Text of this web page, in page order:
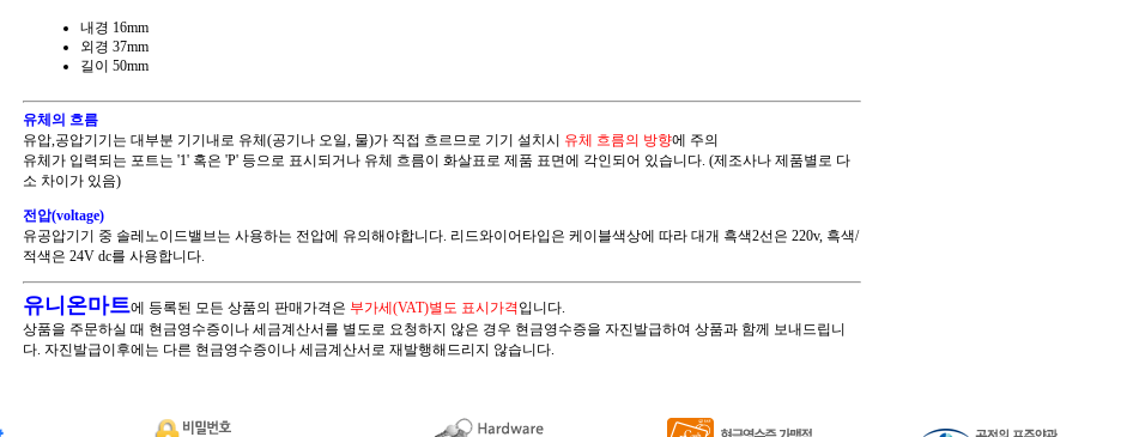
내경 16mm
외경 37mm
길이 50mm
유체의 흐름
유압,공압기기는 대부분 기기내로 유체(공기나 오일, 물)가 직접 흐르므로 기기 설치시 유체 흐름의 방향에 주의
유체가 입력되는 포트는 '1' 혹은 'P' 등으로 표시되거나 유체 흐름이 화살표로 제품 표면에 각인되어 있습니다. (제조사나 제품별로 다
소 차이가 있음)
전압(voltage)
유공압기기 중 솔레노이드밸브는 사용하는 전압에 유의해야합니다. 리드와이어타입은 케이블색상에 따라 대개 흑색2선은 220v, 흑색/
적색은 24V dc를 사용합니다.
유니온마트에 등록된 모든 상품의 판매가격은 부가세(VAT)별도 표시가격 입니다.
상품을 주문하실 때 현금영수증이나 세금계산서를 별도로 요청하지 않은 경우 현금영수증을 자진발급하여 상품과 함께 보내드립니
다. 자진발급이후에는 다른 현금영수증이나 세금계산서로 재발행해드리지 않습니다.